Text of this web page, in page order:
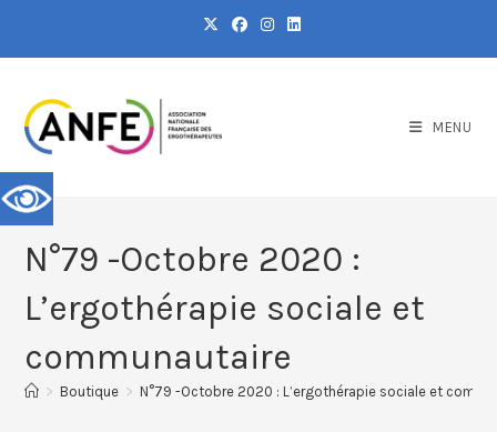
MENU
N°79 -Octobre 2020 :
L’ergothérapie sociale et
communautaire
> Boutique > N°79 -Octobre 2020 : L’ergothérapie sociale et